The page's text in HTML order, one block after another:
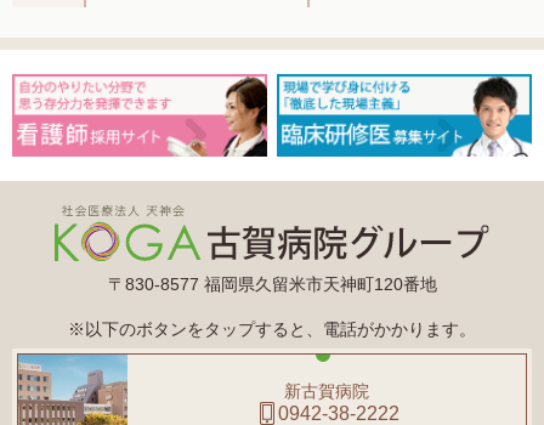
〒830-8577 福岡県久留米市天神町120番地
※以下のボタンをタップすると、電話がかかります。
新古賀病院
0942-38-2222